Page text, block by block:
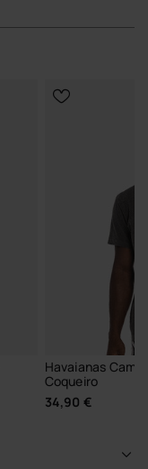
Havaianas
Coqueiro
34,90 €